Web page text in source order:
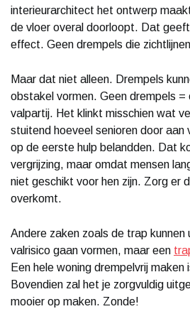
interieurarchitect het ontwerp
de vloer overal doorloopt. Dat
effect. Geen drempels die
Maar dat niet alleen. Drempels
obstakel vormen. Geen drempels =
valpartij. Het klinkt misschien wat
stuitend hoeveel senioren door aan
op de eerste hulp belandden. Dat
vergrijzing, maar omdat mensen
niet geschikt voor hen zijn. Zorg er
overkomt.
Andere zaken zoals de trap kunnen
valrisico gaan vormen, maar een
Een hele woning drempelvrij maken
Bovendien zal het je zorgvuldig
mooier op maken. Zonde!